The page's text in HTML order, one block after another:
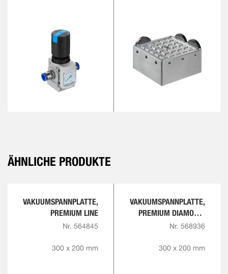
ÄHNLICHE PRODUKTE
VAKUUMSPANNPLATTE,
PREMIUM LINE
Nr. 564845
300 x 200 mm
VAKUUMSPANNPLATTE,
PREMIUM DIAMOND,
DIAMANTBESCHICHTET
REIBWERTERHÖHUNG
Nr. 568936
300 x 200 mm